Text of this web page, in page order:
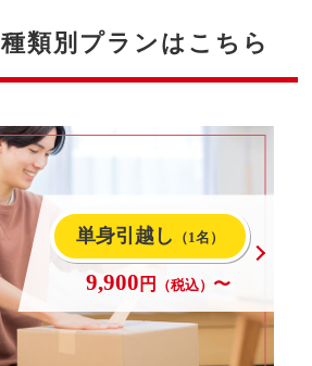
類別プランはこちら
単身引越し （1名）
9,900 円 （税込） 〜